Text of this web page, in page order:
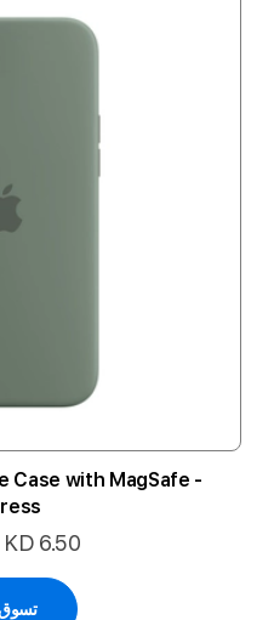
Case with MagSafe -
السعر
KD 6.50
تسوق